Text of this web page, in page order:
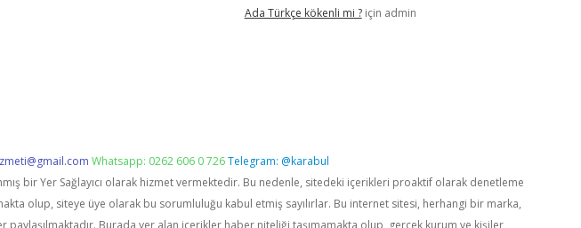
Ada Türkçe kökenli mi ?için admin
Whatsapp: 0262 606 0 726Telegram: @karabul
bir Yer Sağlayıcı olarak hizmet vermektedir. Bu nedenle, sitedeki içerikleri proaktif olarak denetleme
olup, siteye üye olarak bu sorumluluğu kabul etmiş sayılırlar. Bu internet sitesi, herhangi bir marka,
paylaşılmaktadır. Burada yer alan içerikler haber niteliği taşımamakta olup, gerçek kurum ve kişiler